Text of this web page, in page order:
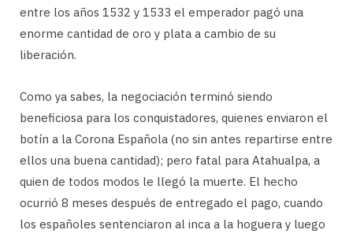
entre los años 1532 y 1533 el emperador pagó una
enorme cantidad de oro y plata a cambio de su
liberación.
Como ya sabes, la negociación terminó siendo
beneficiosa para los conquistadores, quienes enviaron el
botín a la Corona Española (no sin antes repartirse entre
ellos una buena cantidad); pero fatal para Atahualpa, a
quien de todos modos le llegó la muerte. El hecho
ocurrió 8 meses después de entregado el pago, cuando
los españoles sentenciaron al inca a la hoguera y luego